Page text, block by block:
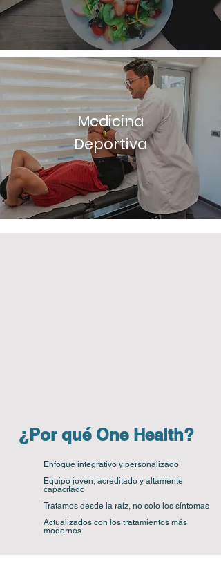
Medicina
Deportiva
¿Por qué One Health?
Enfoque integrativo y personalizado
Equipo joven, acreditado y altamente
capacitado
Tratamos desde la raíz, no solo los síntomas
Actualizados con los tratamientos más
modernos